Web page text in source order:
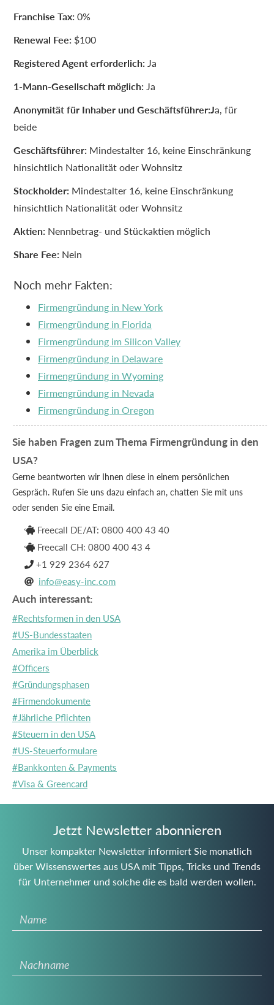
Franchise Tax: 0%
Renewal Fee: $100
Registered Agent erforderlich: Ja
1-Mann-Gesellschaft möglich: Ja
Anonymität für Inhaber und Geschäftsführer:Ja, für
beide
Geschäftsführer: Mindestalter 16, keine Einschränkung
hinsichtlich Nationalität oder Wohnsitz
Stockholder: Mindestalter 16, keine Einschränkung
hinsichtlich Nationalität oder Wohnsitz
Aktien: Nennbetrag- und Stückaktien möglich
Share Fee: Nein
Noch mehr Fakten:
Firmengründung in New York
Firmengründung in Florida
Firmengründung im Silicon Valley
Firmengründung in Delaware
Firmengründung in Wyoming
Firmengründung in Nevada
Firmengründung in Oregon
Sie haben Fragen zum Thema Firmengründung in den
USA?
Gerne beantworten wir Ihnen diese in einem persönlichen
Gespräch. Rufen Sie uns dazu einfach an, chatten Sie mit uns
oder senden Sie eine Email.
 Freecall DE/AT: 0800 400 43 40
 Freecall CH: 0800 400 43 4
 +1 929 2364 627
 info@easy-inc.com
Auch interessant:
#Rechtsformen in den USA
#US-Bundesstaaten
Amerika im Überblick
#Officers
#Gründungsphasen
#Firmendokumente
#Jährliche Pflichten
#Steuern in den USA
#US-Steuerformulare
#Bankkonten & Payments
#Visa & Greencard
Jetzt Newsletter abonnieren
Unser kompakter Newsletter informiert Sie monatlich
über Wissenswertes aus USA mit Tipps, Tricks und Trends
für Unternehmer und solche die es bald werden wollen.